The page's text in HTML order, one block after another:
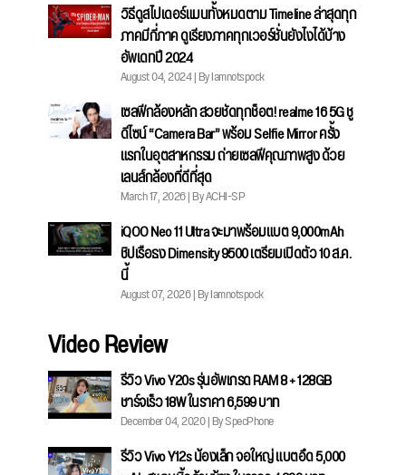
วิธีดูสไปเดอร์แมนทั้งหมดตาม Timeline ล่าสุดทุก
ภาคมีกี่ภาค ดูเรียงภาคทุกเวอร์ชั่นยังไงได้บ้าง
อัพเดทปี 2024
August 04, 2024 | By Iamnotspock
เซลฟีกล้องหลัก สวยชัดทุกช็อต! realme 16 5G ชู
ดีไซน์ “Camera Bar” พร้อม Selfie Mirror ครั้ง
แรกในอุตสาหกรรม ถ่ายเซลฟีคุณภาพสูง ด้วย
เลนส์กล้องที่ดีที่สุด
March 17, 2026 | By ACHI-SP
iQOO Neo 11 Ultra จะมาพร้อมแบต 9,000mAh
ชิปเรือธง Dimensity 9500 เตรียมเปิดตัว 10 ส.ค.
นี้
August 07, 2026 | By Iamnotspock
Video Review
รีวิว Vivo Y20s รุ่นอัพเกรด RAM 8 + 128GB
ชาร์จเร็ว 18W ในราคา 6,599 บาท
December 04, 2020 | By SpecPhone
รีวิว Vivo Y12s น้องเล็ก จอใหญ่ แบตอึด 5,000